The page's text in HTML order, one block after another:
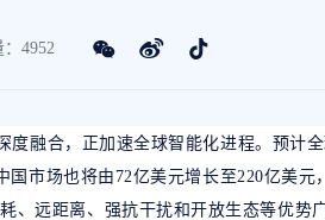
4952
度融合，正加速全球智能化进程。预计
国市场也将由72亿美元增长至220亿美
、远距离、强抗干扰和开放生态等优势